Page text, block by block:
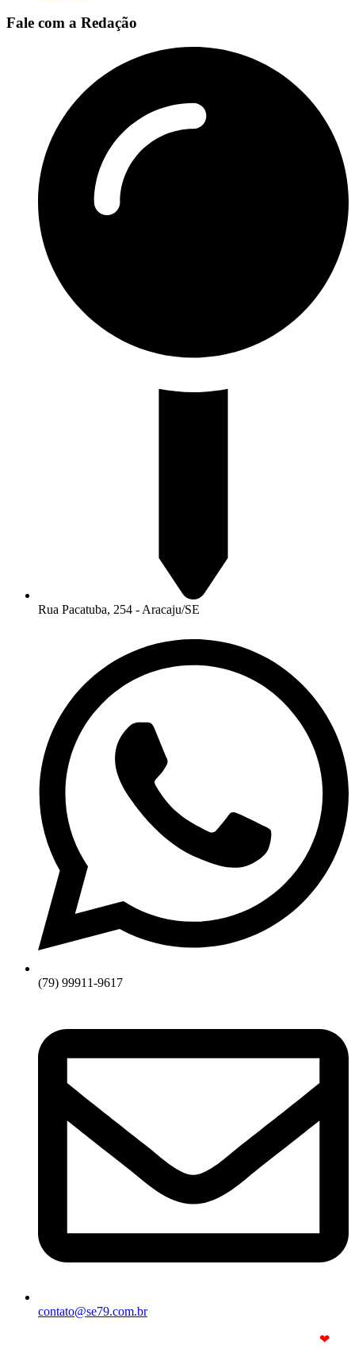
Fale com a Redação
Rua Pacatuba, 254 - Aracaju/SE
(79) 99911-9617
contato@se79.com.br
❤